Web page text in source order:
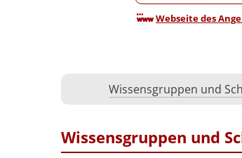
Webseite des
Wissensgruppen und
Wissensgruppen und